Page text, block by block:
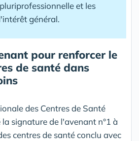
et les
général.
pour renforcer le
de santé dans
des Centres de Santé
la signature de l'avenant n°1 à
centres de santé conclu avec